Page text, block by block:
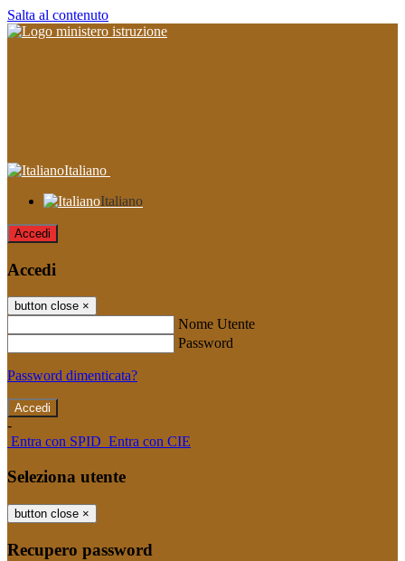
Salta al contenuto
Italiano
Italiano
Accedi
Accedi
button close ×
Nome Utente
Password
Password dimenticata?
-
Entra con SPID Entra con CIE
Seleziona utente
button close ×
Recupero password